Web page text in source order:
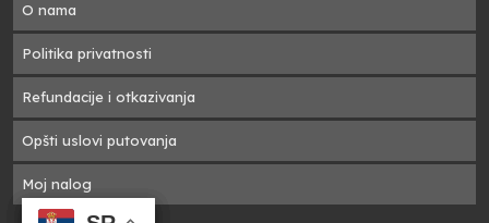
O nama
Politika privatnosti
Refundacije i otkazivanja
Opšti uslovi putovanja
Moj nalog